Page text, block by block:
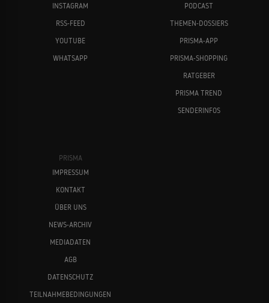
INSTAGRAM
RSS-FEED
YOUTUBE
WHATSAPP
PODCAST
THEMEN-DOSSIERS
PRISMA-APP
PRISMA-SHOPPING
RATGEBER
PRISMA TREND
SENDERINFOS
PRISMA
IMPRESSUM
KONTAKT
ÜBER UNS
NEWS-ARCHIV
MEDIADATEN
AGB
DATENSCHUTZ
TEILNAHMEBEDINGUNGEN